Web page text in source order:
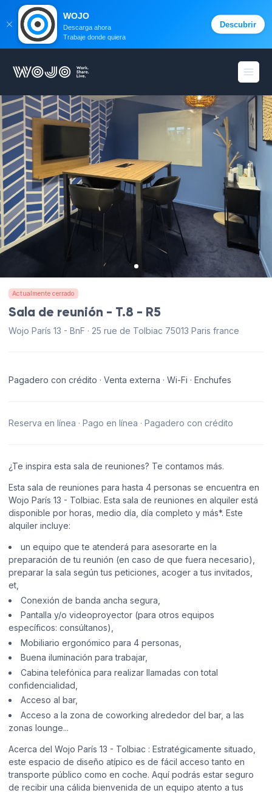
WOJO
Actualmente cerrado
Sala de reunión - T.8 - R5
Wojo París 13 - BnF · 25 rue de Tolbiac 75013 Paris france
Pagadero con crédito · Venta externa · Wi-Fi · Enchufes
Reserva en línea · Pago en línea · Pagadero con crédito
¿Te inspira esta sala de reuniones? Te contamos más.
Esta sala de reuniones para hasta 4 personas se encuentra en
Wojo París 13 - Tolbiac. Esta sala de reuniones en alquiler está
disponible por horas, medio día, día completo y más*. Este
alquiler incluye:
un equipo que te atenderá para asesorarte en la
preparación de tu reunión (en caso de que fuera necesario),
preparar la sala según tus peticiones, acoger a tus invitados,
et,
Conexión de banda ancha segura,
Pantalla y/o videoproyector (para otros equipos
específicos: consúltanos),
Mobiliario ergonómico para 4 personas,
Buena iluminación para trabajar,
Cabina telefónica para realizar llamadas con total
confidencialidad,
Acceso al bar,
Acceso a la zona de coworking alrededor del bar, a las
zonas lounge...
Acerca del Wojo París 13 - Tolbiac : Estratégicamente situado,
este espacio de diseño atípico es de fácil acceso tanto en
transporte público como en coche. Aquí podrás estar seguro
de recibir una cálida bienvenida de un equipo atento a tus
WOJO
Descarga ahora
Trabaje donde quiera
Descubrir